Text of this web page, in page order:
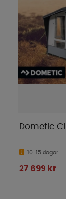
Dometic
10-15 dagar
27 699 kr